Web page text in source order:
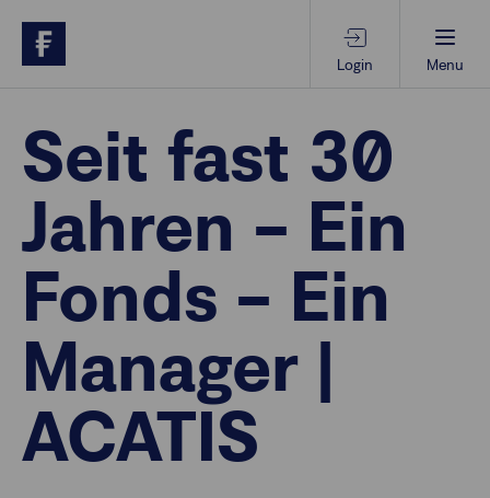
Login Menu
Beratungs-Tools
Anlagethemen
Anlagestrategien
Geschäftserfolg
Ansprechpartner
Seit fast 30
Jahren – Ein
Fonds – Ein
Manager |
ACATIS